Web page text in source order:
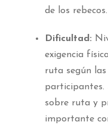
de los rebecos.
Dificultad:
exigencia
ruta según
participantes.
sobre ruta y
importante